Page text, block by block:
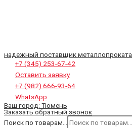
надежный поставщик металлопроката
+7 (345) 253-67-42
Оставить заявку
+7 (982) 666-93-64
WhatsApp
Ваш город: Тюмень
Заказать обратный звонок
Поиск по товарам...